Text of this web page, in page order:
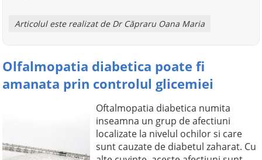
Articolul este realizat de Dr Căpraru Oana Maria
Olfalmopatia diabetica poate fi
amanata prin controlul glicemiei
Oftalmopatia diabetica numita
inseamna un grup de afectiuni
localizate la nivelul ochilor si care
sunt cauzate de diabetul zaharat. Cu